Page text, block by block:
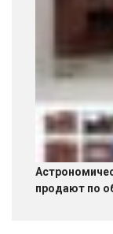
продают по